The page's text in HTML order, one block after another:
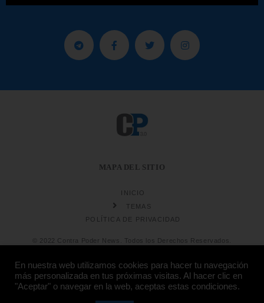
MAPA DEL SITIO
INICIO
TEMAS
POLÍTICA DE PRIVACIDAD
© 2022 Contra Poder News. Todos los Derechos Reservados.
En nuestra web utilizamos cookies para hacer tu navegación
más personalizada en tus próximas visitas. Al hacer clic en
"Aceptar" o navegar en la web, aceptas estas condiciones.